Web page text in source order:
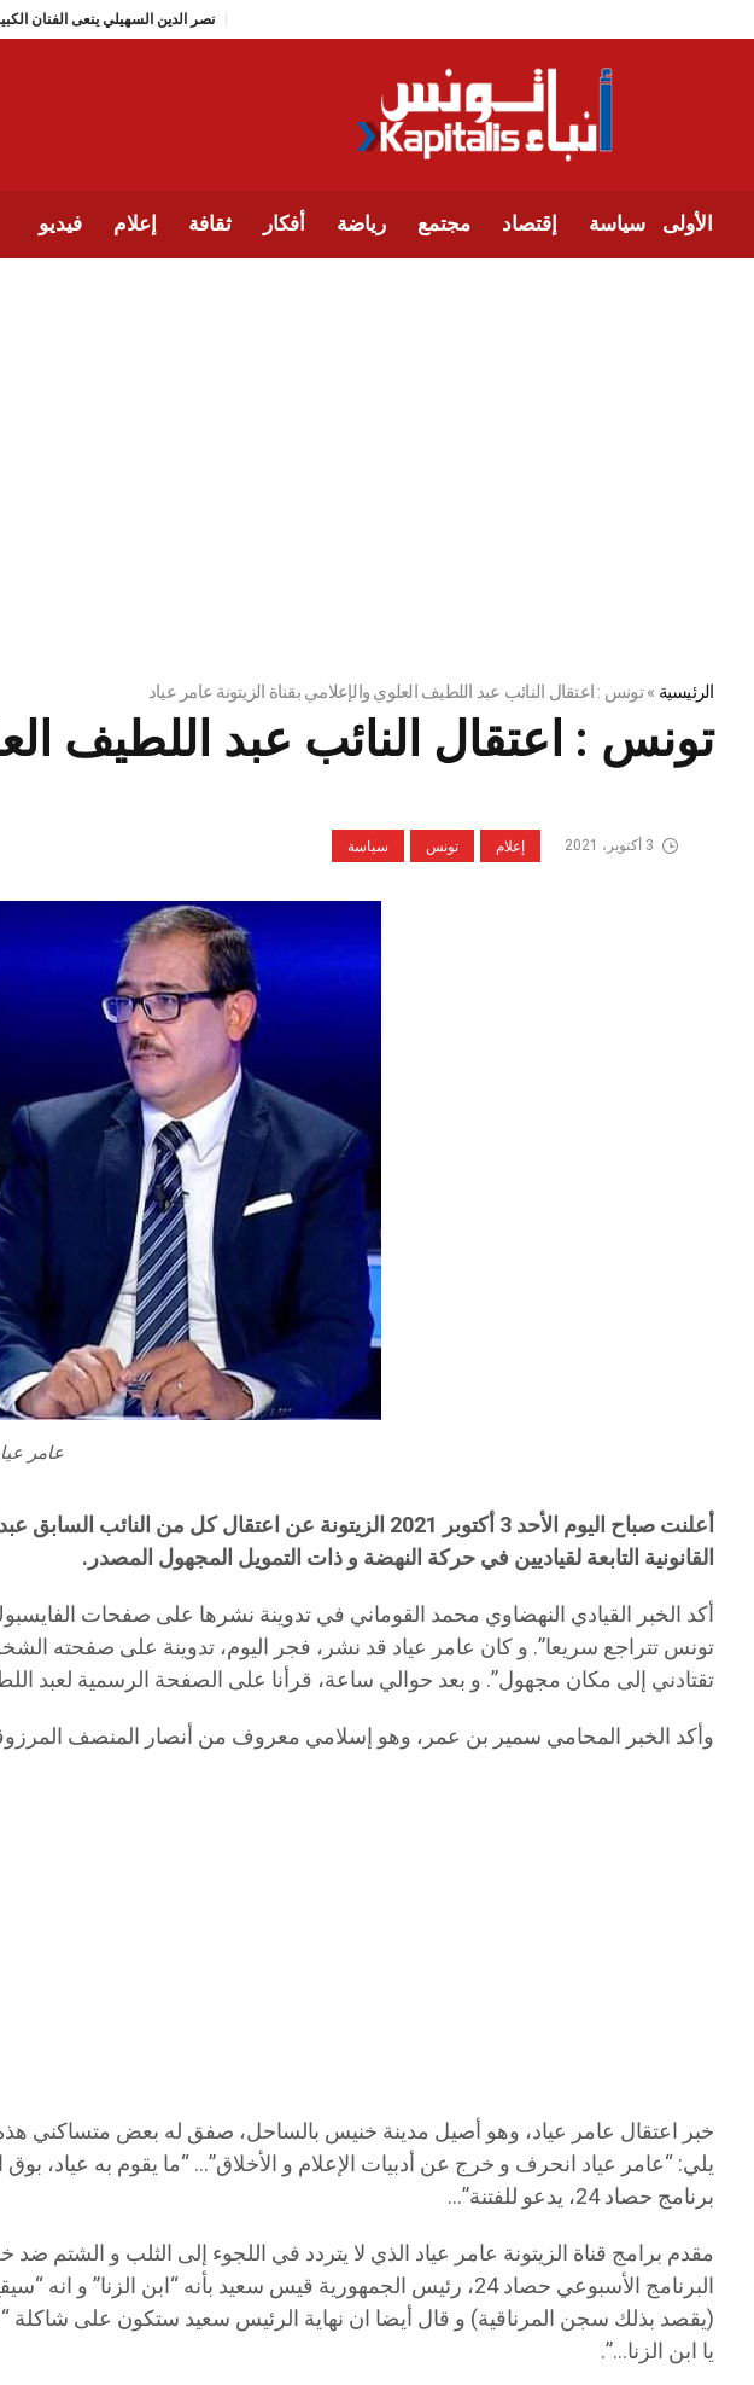
نصر الدين السهيلي
الأولى سياسة إقتصاد مجتمع رياضة أفكار ثقافة إعلام فيديو
الرئيسية »تونس : اعتقال النائب عبد اللطيف العلوي والإعلامي بقناة الزيتونة عامر عياد
تونس : اعتقال النائب عبد اللطيف
إعلام تونس سياسة 3 أكتوبر، 2021
عامر
أعلنت صباح اليوم الأحد 3 أكتوبر 2021 الزيتونة عن اعتقال كل من النائب السابق عبد اللطيف العلوي عن ائتلاف الكرامة و عامر عياد
القانونية التابعة لقياديين في حركة النهضة و ذات التمويل المجهول المصدر.
أكد الخبر القيادي النهضاوي محمد القوماني في تدوينة نشرها على صفحات
تونس تتراجع سريعا”. و كان عامر عياد قد نشر، فجر اليوم، تدوينة على صفحته
تقتادني إلى مكان مجهول”. و بعد حوالي ساعة، قرأنا على الصفحة الرسمية لعبد
وأكد الخبر المحامي سمير بن عمر، وهو إسلامي معروف من أنصار المنصف
خبر اعتقال عامر عياد، وهو أصيل مدينة خنيس بالساحل، صفق له بعض متساكني هذه
يلي: “عامر عياد انحرف و خرج عن أدبيات الإعلام و الأخلاق”… “ما يقوم به عياد،
برنامج حصاد 24، يدعو للفتنة”…
مقدم برامج قناة الزيتونة عامر عياد الذي لا يتردد في اللجوء إلى الثلب و
البرنامج الأسبوعي حصاد 24، رئيس الجمهورية قيس سعيد بأنه
(يقصد بذلك سجن المرناقية) و قال أيضا ان نهاية الرئيس سعيد ستكون على شاكلة
يا ابن الزنا…”.